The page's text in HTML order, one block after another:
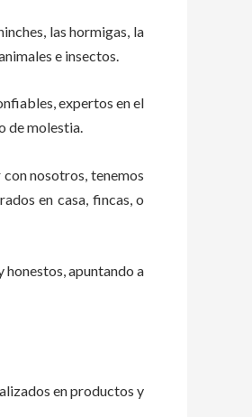
las hormigas, la
e insectos.
expertos en el
de molestia.
nosotros, tenemos
en casa, fincas, o
apuntando a
en productos y